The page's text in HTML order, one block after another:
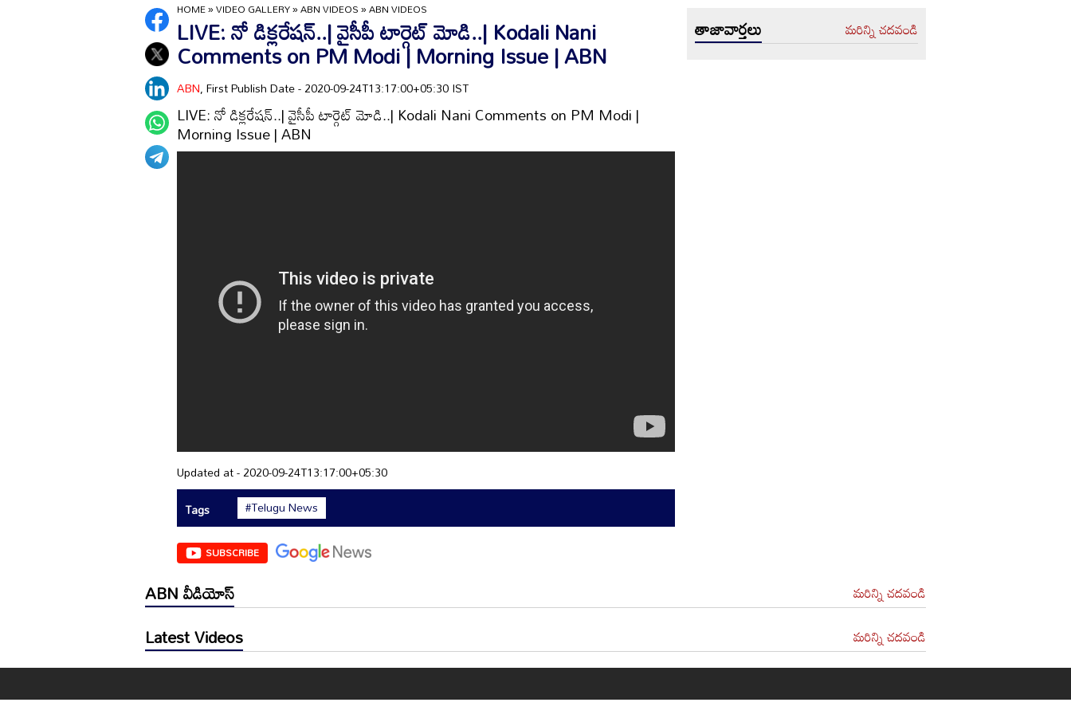
HOME»VIDEO GALLERY»ABN VIDEOS»ABN VIDEOS
LIVE: నో డిక్లరేషన్..| వైసీపీ టార్గెట్ మోడి..| Kodali Nani
Comments on PM Modi | Morning Issue | ABN
ABN, First Publish Date - 2020-09-24T13:17:00+05:30 IST
LIVE: నో డిక్లరేషన్..| వైసీపీ టార్గెట్ మోడి..| Kodali Nani Comments on PM Modi |
Morning Issue | ABN
Updated at - 2020-09-24T13:17:00+05:30
Tags
#Telugu News
SUBSCRIBE
తాజావార్తలు మరిన్ని చదవండి
ABN వీడియోస్ మరిన్ని చదవండి
Latest Videos మరిన్ని చదవండి